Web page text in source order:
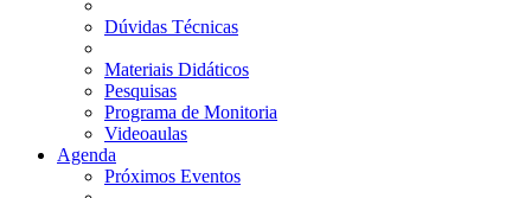
Dúvidas Técnicas
Materiais Didáticos
Pesquisas
Programa de Monitoria
Videoaulas
Agenda
Próximos Eventos